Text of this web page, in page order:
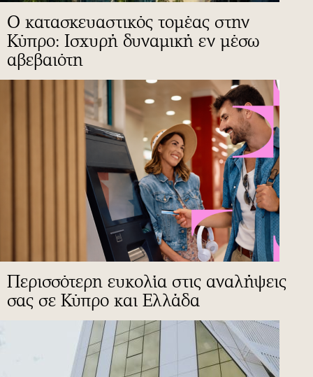
Ο κατασκευαστικός τομέας στην
Κύπρο: Ισχυρή δυναμική εν μέσω
αβεβαιότη
Περισσότερη ευκολία στις αναλήψεις
σας σε Κύπρο και Ελλάδα